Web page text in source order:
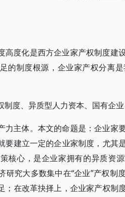
高度化是西方企业家产权制度
的制度根源，企业家产权分离
制度、异质型人力资本、国有企业
力主体。本文的命题是：企业家
要建立一定的企业家制度，尤其
核心，是企业家拥有的异质资
研究大多数集中在“企业”产权制
；在改革抉择上，企业家产权制